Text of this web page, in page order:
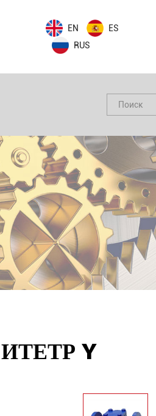
EN
ES
RUS
Y